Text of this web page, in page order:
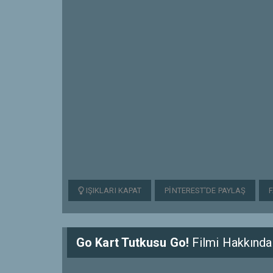
IŞIKLARI KAPAT PINTEREST'DE PAYLAŞ
Go Kart Tutkusu Go! Filmi Hakkında